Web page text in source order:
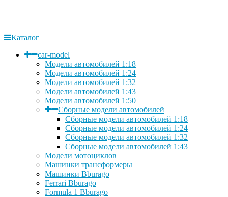
Каталог
car-model
Модели автомобилей 1:18
Модели автомобилей 1:24
Модели автомобилей 1:32
Модели автомобилей 1:43
Модели автомобилей 1:50
Сборные модели автомобилей
Сборные модели автомобилей 1:18
Сборные модели автомобилей 1:24
Сборные модели автомобилей 1:32
Сборные модели автомобилей 1:43
Модели мотоциклов
Машинки трансформеры
Машинки Bburago
Ferrari Bburago
Formula 1 Bburago